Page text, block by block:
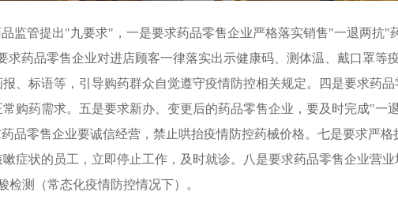
监管提出"九要求"，一是要求药品零售企业严格落实销售"一退两抗"
求药品零售企业对进店顾客一律落实出示健康码、测体温、戴口罩等
、标语等，引导购药群众自觉遵守疫情防控相关规定。四是要求药
购药需求。五是要求新办、变更后的药品零售企业，要及时完成"一
品零售企业要诚信经营，禁止哄抬疫情防控药械价格。七是要求严
症状的员工，立即停止工作，及时就诊。八是要求药品零售企业营
测（常态化疫情防控情况下）。